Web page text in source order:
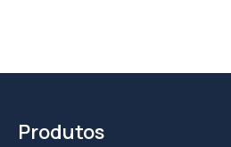
Produtos